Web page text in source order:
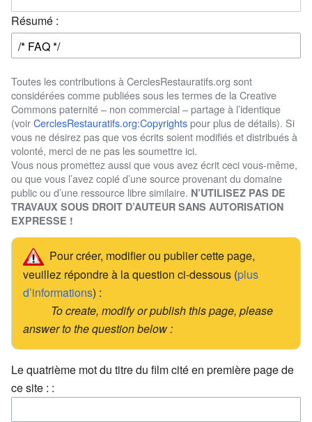
Résumé :
Toutes les contributions à CerclesRestauratifs.org sont
considérées comme publiées sous les termes de la Creative
Commons paternité – non commercial – partage à l’identique
(voirCerclesRestauratifs.org:Copyrightspour plus de détails). Si
vous ne désirez pas que vos écrits soient modifiés et distribués à
volonté, merci de ne pas les soumettre ici.
Vous nous promettez aussi que vous avez écrit ceci vous-même,
ou que vous l’avez copié d’une source provenant du domaine
public ou d’une ressource libre similaire. N’UTILISEZ PAS DE
TRAVAUX SOUS DROIT D’AUTEUR SANS AUTORISATION
EXPRESSE !
Pour créer, modifier ou publier cette page,
veuillez répondre à la question ci-dessous (plus
d’informations) :
To create, modify or publish this page, please
answer to the question below :
Le quatrième mot du titre du film cité en première page de
ce site : :